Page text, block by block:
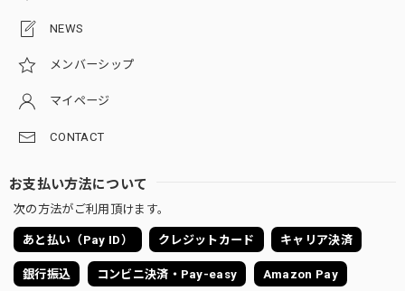
NEWS
メンバーシップ
マイページ
CONTACT
お支払い方法について
次の方法がご利用頂けます。
あと払い（Pay ID） クレジットカード キャリア決済
銀行振込 コンビニ決済・Pay-easy Amazon Pay